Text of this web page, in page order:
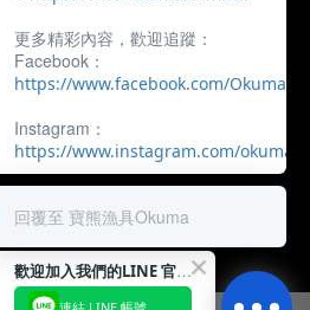
具股份有限公司
子區中山路三段11號
歡迎加入我們的LINE 官方帳號！
連結 LINE 帳號
更多精彩內容，歡迎追蹤：
Facebook：
https://www.facebook.com/
Instagram：
https://www.instagram.com/
回覆至 寶熊漁具Okuma